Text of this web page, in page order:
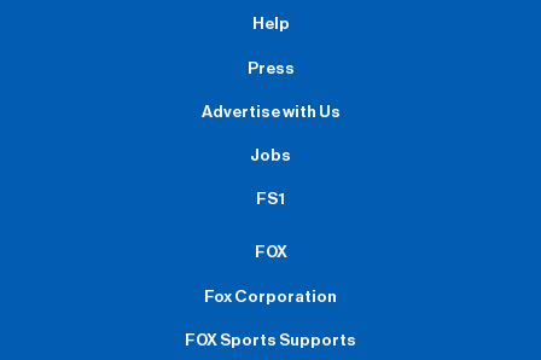
Help
Press
Advertise with Us
Jobs
FS1
FOX
Fox Corporation
FOX Sports Supports